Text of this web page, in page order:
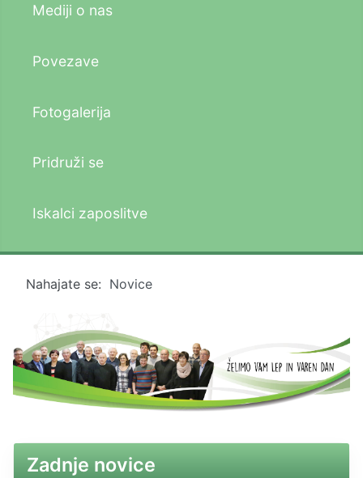
Mediji o nas
Povezave
Fotogalerija
Pridruži se
Iskalci zaposlitve
Nahajate se: Novice
Zadnje novice